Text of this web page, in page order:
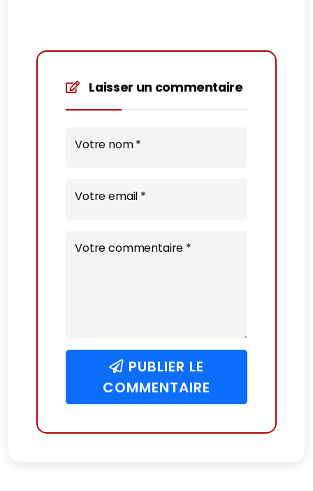
Laisser un commentaire
Votre nom *
Votre email *
Votre commentaire *
PUBLIER LE
COMMENTAIRE